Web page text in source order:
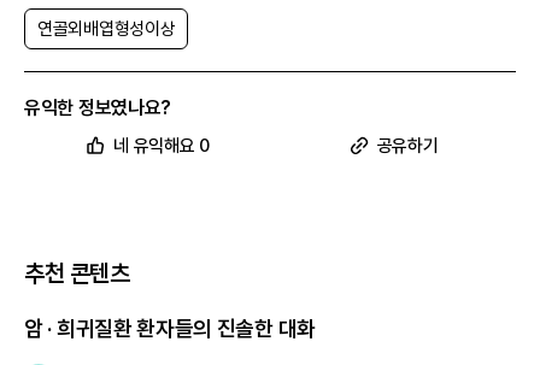
연골외배엽형성이상
유익한 정보였나요?
네 유익해요 0 공유하기
추천 콘텐츠
암 · 희귀질환 환자들의 진솔한 대화